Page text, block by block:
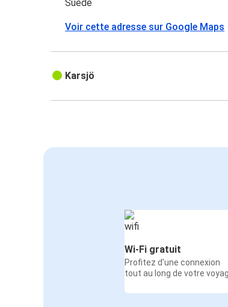
Suède
Voir cette adresse sur Google Maps
Karsjö
Wi-Fi gratuit
Profitez d'une connexion
tout au long de votre